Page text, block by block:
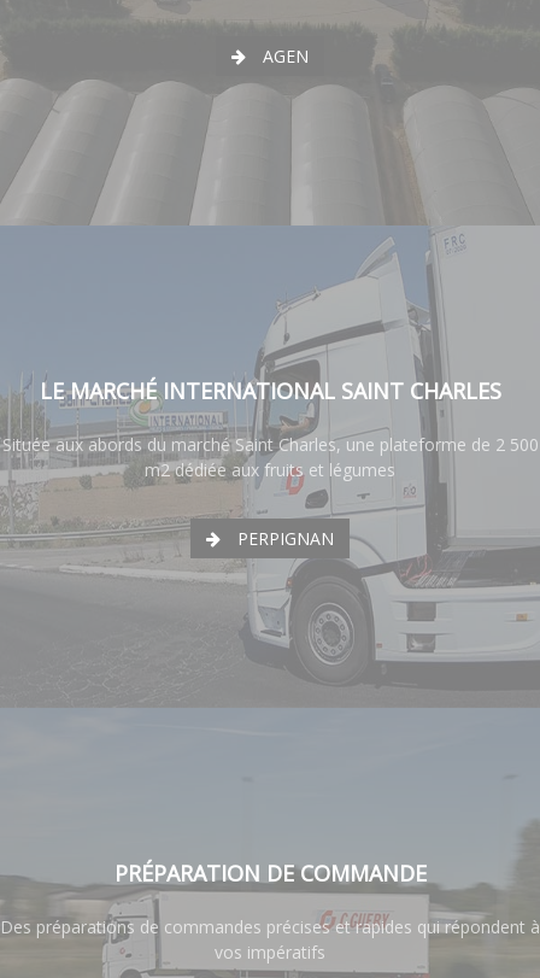
AGEN
LE MARCHÉ INTERNATIONAL SAINT CHARLES
Située aux abords du marché Saint Charles, une plateforme de 2 500
m2 dédiée aux fruits et légumes
PERPIGNAN
PRÉPARATION DE COMMANDE
Des préparations de commandes précises et rapides qui répondent à
vos impératifs